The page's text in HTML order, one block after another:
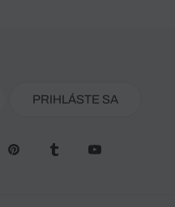
PRIHLÁSTE SA